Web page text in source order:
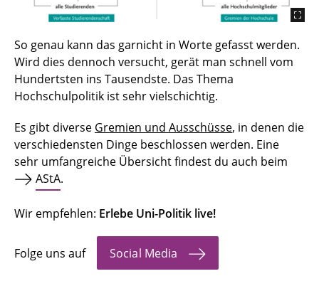
So genau kann das garnicht in Worte gefasst werden.
Wird dies dennoch versucht, gerät man schnell vom
Hundertsten ins Tausendste. Das Thema
Hochschulpolitik ist sehr vielschichtig.
Es gibt diverse Gremien und Ausschüsse, in denen die
verschiedensten Dinge beschlossen werden. Eine
sehr umfangreiche Übersicht findest du auch beim
AStA.
Wir empfehlen: Erlebe Uni-Politik live!
Folge uns auf Social Media